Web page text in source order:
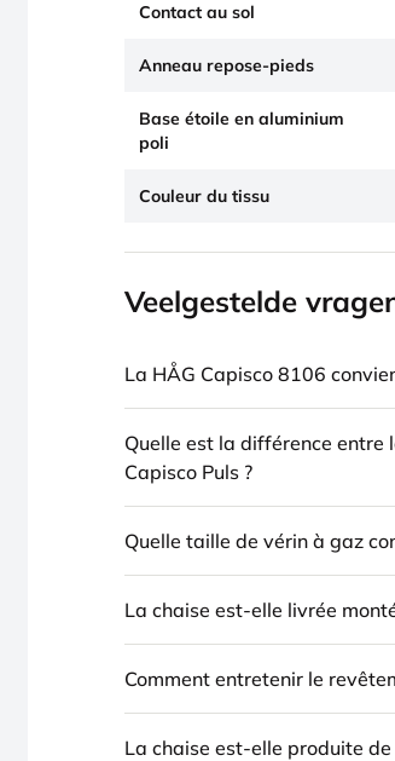
Contact au sol
Anneau repose-pieds
Base étoile en aluminium
poli
Couleur du tissu
Veelgestelde
La HÅG Capisco 8106
Quelle est la différence entre
Capisco Puls ?
Quelle taille de vérin à gaz
La chaise est-elle livrée
Comment entretenir le
La chaise est-elle produite